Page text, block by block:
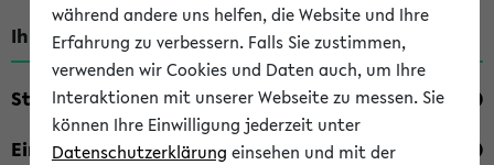
Ihre Suchkriterien:
Studienfach
Einrichtung
während andere uns helfen, die Website und Ihre
Erfahrung zu verbessern. Falls Sie zustimmen,
verwenden wir Cookies und Daten auch, um Ihre
Interaktionen mit unserer Webseite zu messen. Sie
können Ihre Einwilligung jederzeit unter
Datenschutzerklärung einsehen und mit der